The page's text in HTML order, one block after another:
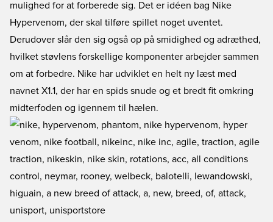
mulighed for at forberede sig. Det er idéen bag Nike
Hypervenom, der skal tilføre spillet noget uventet.
Derudover slår den sig også op på smidighed og adræthed,
hvilket støvlens forskellige komponenter arbejder sammen
om at forbedre. Nike har udviklet en helt ny læst med
navnet X1.1, der har en spids snude og et bredt fit omkring
midterfoden og igennem til hælen.